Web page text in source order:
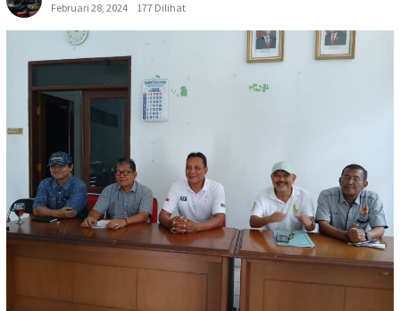
Februari 28, 2024
177 Dilihat